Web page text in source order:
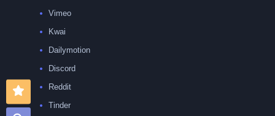
Vimeo
Kwai
Dailymotion
Discord
Reddit
Tinder